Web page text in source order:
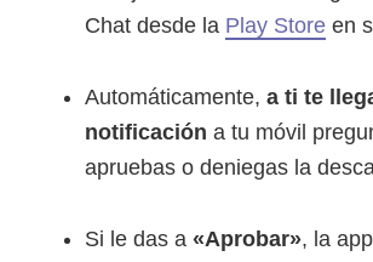
Chat desde la Play Store en
Automáticamente, a ti te
notificación a tu móvil
apruebas o deniegas la
Si le das a «Aprobar», la